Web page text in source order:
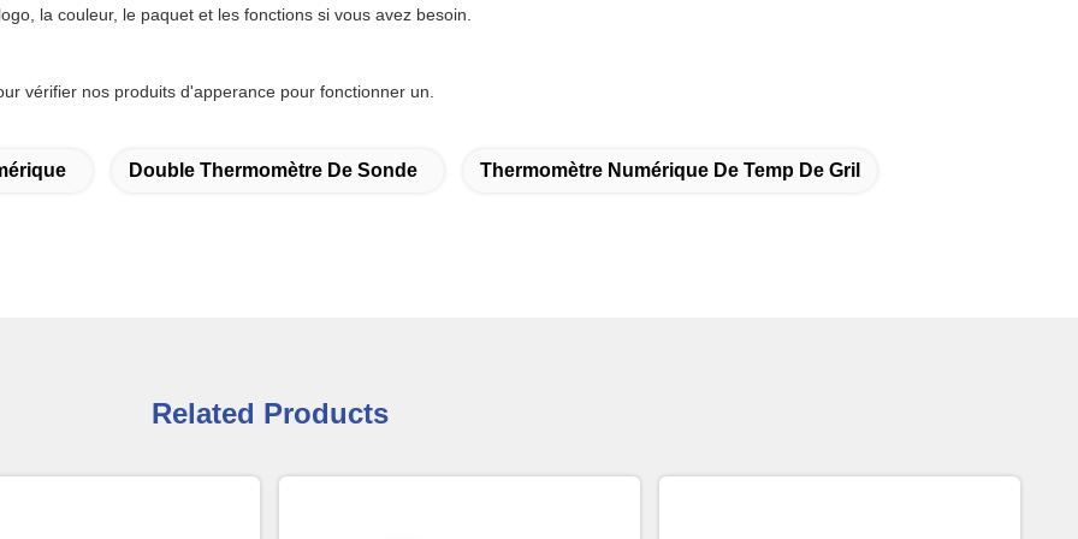
la couleur, le paquet et les fonctions si vous avez besoin.
vérifier nos produits d'apperance pour fonctionner un.
Double Thermomètre De Sonde Thermomètre Numérique De Temp De Gril
Related Products